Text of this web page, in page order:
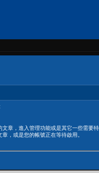
章，進入管理功能或是其它一些需要
，或是您的帳號正在等待啟用。